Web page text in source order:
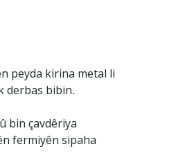
peyda kirina metal li
derbas bibin.
bin çavdêriya
fermiyên sipaha